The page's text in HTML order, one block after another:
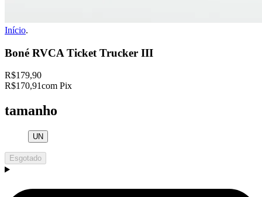
Início.
Boné RVCA Ticket Trucker III
R$179,90
R$170,91com Pix
tamanho
UN
Esgotado